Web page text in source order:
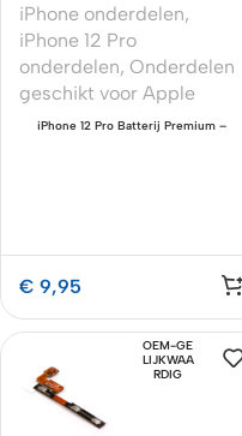
iPhone onderdelen,
iPhone 12 Pro
onderdelen, Onderdelen
geschikt voor Apple
iPhone 12 Pro Batterij Premium –
€ 9,95
OEM-GE
LIJKWAA
RDIG